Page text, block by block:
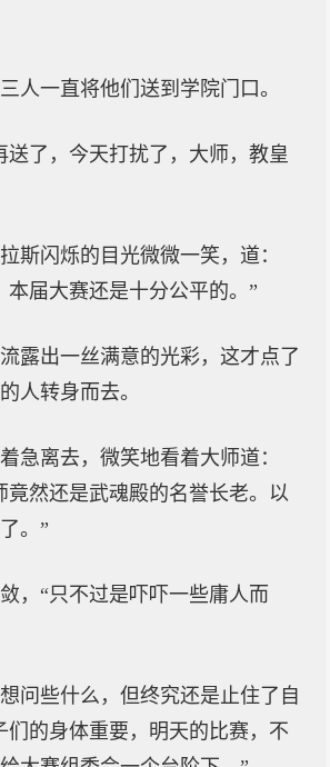
人一直将他们送到学院门口。
送了，今天打扰了，大师，教皇
斯闪烁的目光微微一笑，道：
本届大赛还是十分公平的。”
露出一丝满意的光彩，这才点了
人转身而去。
急离去，微笑地看着大师道：
竟然还是武魂殿的名誉长老。以
。”
，“只不过是吓吓一些庸人而
问些什么，但终究还是止住了自
们的身体重要，明天的比赛，不